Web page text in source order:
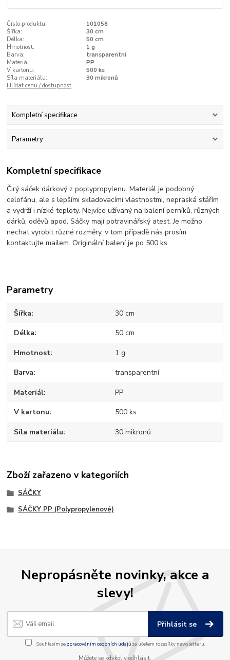
Číslo produktu:
101058
Šířka:
30 cm
Délka:
50 cm
Hmotnost:
1 g
Barva:
transparentní
Materiál:
PP
V kartonu:
500 ks
Síla materiálu:
30 mikronů
Hlídat cenu / dostupnost
Kompletní specifikace
Parametry
Kompletní specifikace
Čirý sáček dárkový z poplypropylenu. Materiál je podobný
celofánu, ale s lepšími skladovacími vlastnostmi, nepraská stářím
a vydrží i nízké teploty. Nejvíce užívaný na balení perníků, různých
dárků, oděvů apod. Sáčky mají potravinářský atest. Je možno
nechat vyrobit různé rozměry, v tom případě nás prosím
kontaktujte mailem. Originální balení je po 500 ks.
Parametry
Šířka 30 cm
Délka 50 cm
Hmotnost 1 g
Barva transparentní
Materiál PP
V kartonu 500 ks
Síla materiálu 30 mikronů
Zboží zařazeno v kategoriích
SÁČKY
SÁČKY PP (Polypropylenové)
Nepropásněte novinky, akce a
slevy!
Přihlásit se
Souhlasím se zpracováním osobních údajůza účelem rozesílky newsletteru.
Můžete se kdykoliv odhlásit.